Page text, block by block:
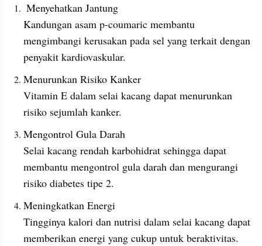
Menyehatkan Jantung
Kandungan asam p-coumaric membantu
mengimbangi kerusakan pada sel yang terkait dengan
penyakit kardiovaskular.
Menurunkan Risiko Kanker
Vitamin E dalam selai kacang dapat menurunkan
risiko sejumlah kanker.
Mengontrol Gula Darah
Selai kacang rendah karbohidrat sehingga dapat
membantu mengontrol gula darah dan mengurangi
risiko diabetes tipe 2.
Meningkatkan Energi
Tingginya kalori dan nutrisi dalam selai kacang dapat
memberikan energi yang cukup untuk beraktivitas.